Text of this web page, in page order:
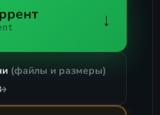
↓
(файлы и размеры)
→